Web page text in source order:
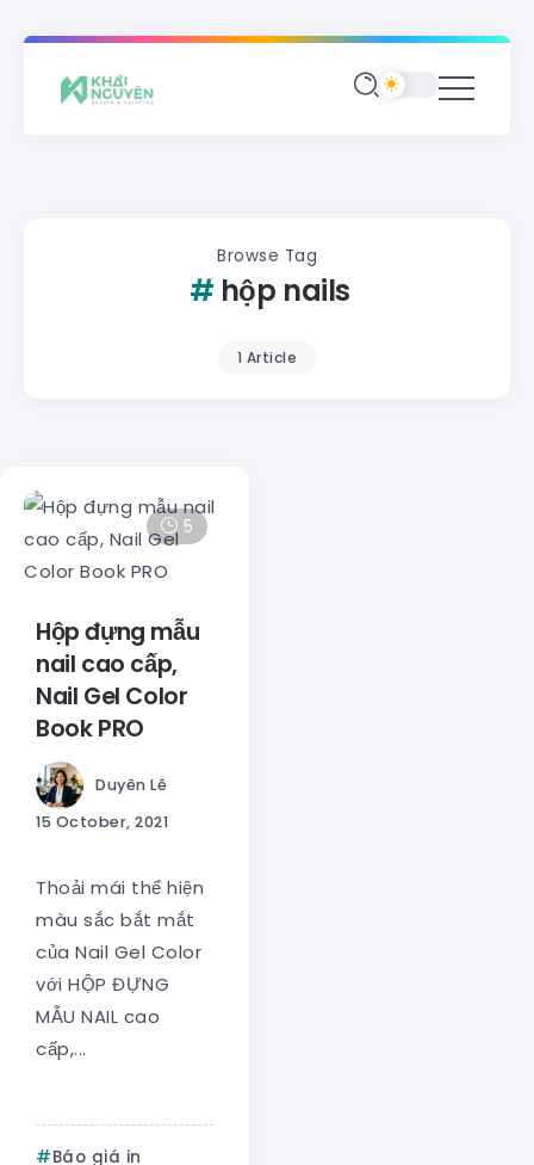
Browse Tag
hộp nails
1 Article
5
Hộp đựng mẫu
nail cao cấp,
Nail Gel Color
Book PRO
Duyên Lê
15 October, 2021
Thoải mái thể hiện
màu sắc bắt mắt
của Nail Gel Color
với HỘP ĐỰNG
MẪU NAIL cao
cấp,...
Báo giá in